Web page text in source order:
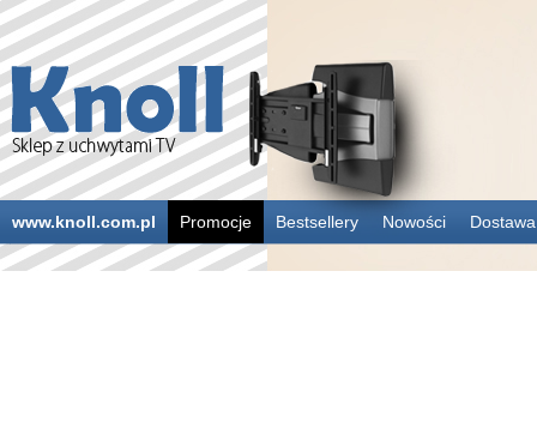
www.knoll.com.pl Promocje Bestsellery Nowości